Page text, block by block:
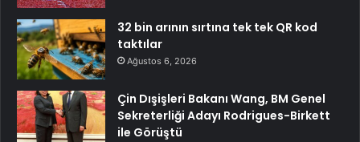
32 bin arının sırtına tek tek QR kod
taktılar
Ağustos 6, 2026
Çin Dışişleri Bakanı Wang, BM Genel
Sekreterliği Adayı Rodrigues-Birkett
ile Görüştü